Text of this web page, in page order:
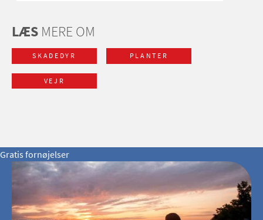
LÆS MERE OM
SKADEDYR PLANTER
VEJR
Gratis fornøjelser